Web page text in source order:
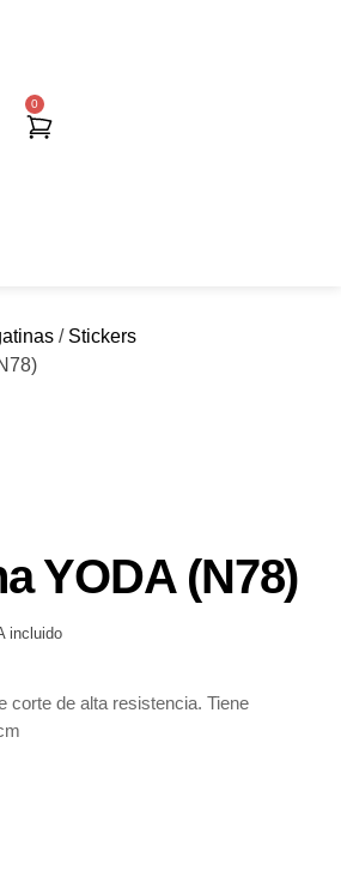
0
/ Stickers
YODA (N78)
incluido
corte de alta resistencia. Tiene